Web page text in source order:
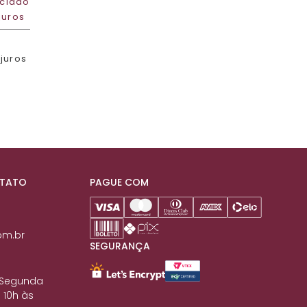
às
PAGUE COM
SEGURANÇA